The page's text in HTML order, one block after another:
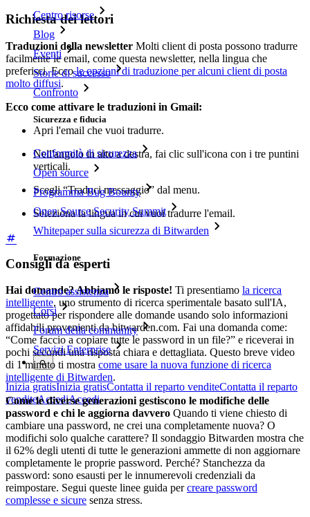
Centro risorse
Blog
Eventi
Storie di successo
Confronto
Sicurezza e fiducia
Conformità di sicurezza
Open source
Programma Bug Bounty
Open Source Security Summit
Whitepaper sulla sicurezza di Bitwarden
Formazione
Centro assistenza
Corsi
Forum della community
Servizi Enterprise
Inizia gratisInizia gratisContatta il reparto venditeContatta il reparto
venditeAccediAccedi
Richiesta dei lettori
Traduzioni della newsletter Molti client di posta possono tradurre
facilmente le email, come questa newsletter, nella lingua che
preferisci. Eccole opzioni di traduzione per alcuni client di posta
molto diffusi.
Ecco come attivare le traduzioni in Gmail:
Apri l'email che vuoi tradurre.
Nell'angolo in alto a destra, fai clic sull'icona con i tre puntini
verticali.
Scegli “Traduci messaggio” dal menu.
Seleziona la lingua in cui vuoi tradurre l'email.
Consigli da esperti
Hai domande? Abbiamo le risposte! Ti presentiamo la ricerca
intelligente, uno strumento di ricerca sperimentale basato sull'IA,
progettato per rispondere alle domande usando solo informazioni
affidabili provenienti da bitwarden.com. Fai una domanda come:
“Come faccio a copiare tutte le password in un file?” e riceverai in
pochi secondi una risposta chiara e dettagliata. Questo breve video
di 1 minuto ti mostra come usare la nuova funzione di ricerca
intelligente di Bitwarden.
Come le diverse generazioni gestiscono le modifiche delle
password e chi le aggiorna davvero Quando ti viene chiesto di
cambiare una password, ne crei una completamente nuova? O
modifichi solo qualche carattere? Il sondaggio Bitwarden mostra che
il 62% degli utenti di tutte le generazioni ammette di non aggiornare
completamente le proprie password. Perché? Stanchezza da
password: sono esausti per le innumerevoli credenziali da
reimpostare. Segui queste linee guida percreare password
complesse e sicure senza stress.